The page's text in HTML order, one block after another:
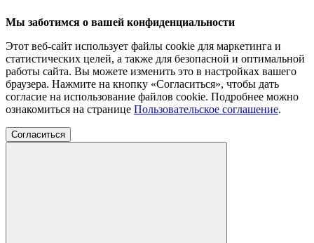
Мы заботимся о вашей конфиденциальности
Этот веб-сайт использует файлы cookie для маркетинга и
статистических целей, а также для безопасной и оптимальной
работы сайта. Вы можете изменить это в настройках вашего
браузера. Нажмите на кнопку «Согласиться», чтобы дать
согласие на использование файлов cookie. Подробнее можно
ознакомиться на странице Пользовательское соглашение.
Согласиться